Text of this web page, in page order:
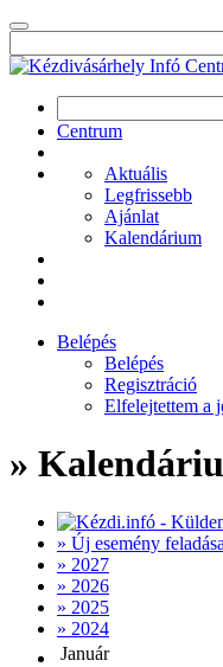
Centrum
Aktuális
Legfrissebb
Ajánlat
Kalendárium
Belépés
Belépés
Regisztráció
Elfelejtettem a
»
» Új esemény feladása
» 2027
» 2026
» 2025
» 2024
Január